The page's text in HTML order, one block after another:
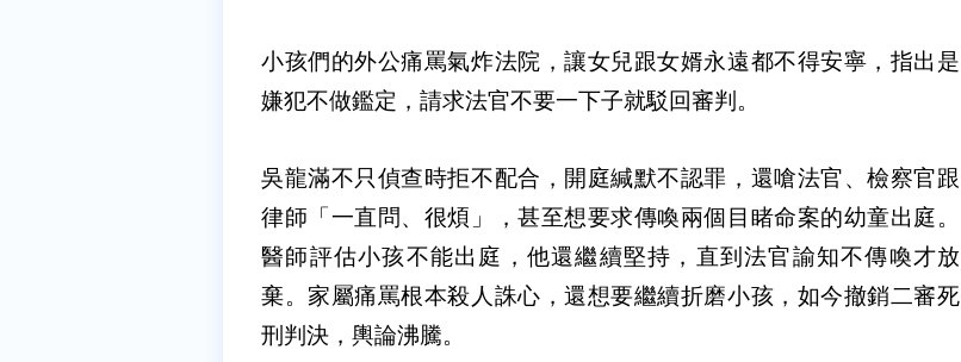
小孩們的外公痛罵氣炸法院，讓女兒跟女婿永遠都不得安寧，指出是
嫌犯不做鑑定，請求法官不要一下子就駁回審判。
吳龍滿不只偵查時拒不配合，開庭緘默不認罪，還嗆法官、檢察官跟
律師「一直問、很煩」，甚至想要求傳喚兩個目睹命案的幼童出庭。
醫師評估小孩不能出庭，他還繼續堅持，直到法官諭知不傳喚才放
棄。家屬痛罵根本殺人誅心，還想要繼續折磨小孩，如今撤銷二審死
刑判決，輿論沸騰。